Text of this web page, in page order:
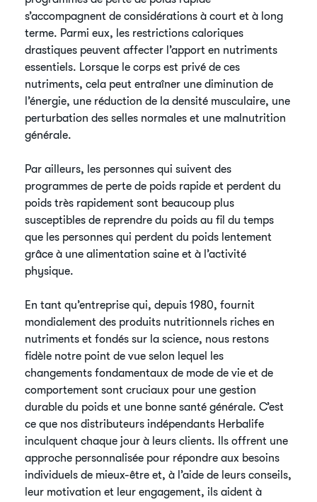
s’accompagnent de considérations à court et à long
terme. Parmi eux, les restrictions caloriques
drastiques peuvent affecter l’apport en nutriments
essentiels. Lorsque le corps est privé de ces
nutriments, cela peut entraîner une diminution de
l’énergie, une réduction de la densité musculaire, une
perturbation des selles normales et une malnutrition
générale.
Par ailleurs, les personnes qui suivent des
programmes de perte de poids rapide et perdent du
poids très rapidement sont beaucoup plus
susceptibles de reprendre du poids au fil du temps
que les personnes qui perdent du poids lentement
grâce à une alimentation saine et à l’activité
physique.
En tant qu’entreprise qui, depuis 1980, fournit
mondialement des produits nutritionnels riches en
nutriments et fondés sur la science, nous restons
fidèle notre point de vue selon lequel les
changements fondamentaux de mode de vie et de
comportement sont cruciaux pour une gestion
durable du poids et une bonne santé générale. C’est
ce que nos distributeurs indépendants Herbalife
inculquent chaque jour à leurs clients. Ils offrent une
approche personnalisée pour répondre aux besoins
individuels de mieux-être et, à l’aide de leurs conseils,
leur motivation et leur engagement, ils aident à